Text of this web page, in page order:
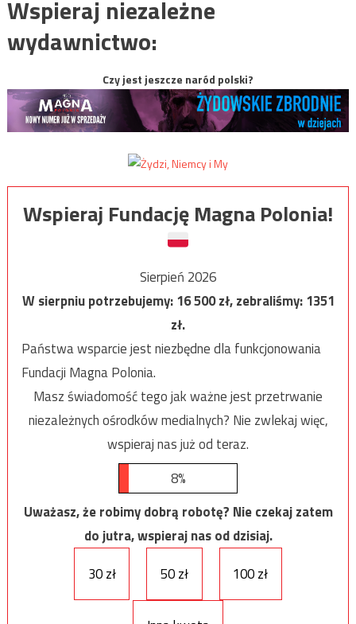
Wspieraj niezależne
wydawnictwo:
Czy jest jeszcze naród polski?
Wspieraj Fundację Magna Polonia!
Sierpień 2026
W sierpniu potrzebujemy:16 500zł, zebraliśmy:1351
zł.
Państwa wsparcie jest niezbędne dla funkcjonowania
Fundacji Magna Polonia.
Masz świadomość tego jak ważne jest przetrwanie
niezależnych ośrodków medialnych? Nie zwlekaj więc,
wspieraj nas już od teraz.
8%
Uważasz, że robimy dobrą robotę? Nie czekaj zatem
do jutra, wspieraj nas od dzisiaj.
30 zł
50 zł 100 zł